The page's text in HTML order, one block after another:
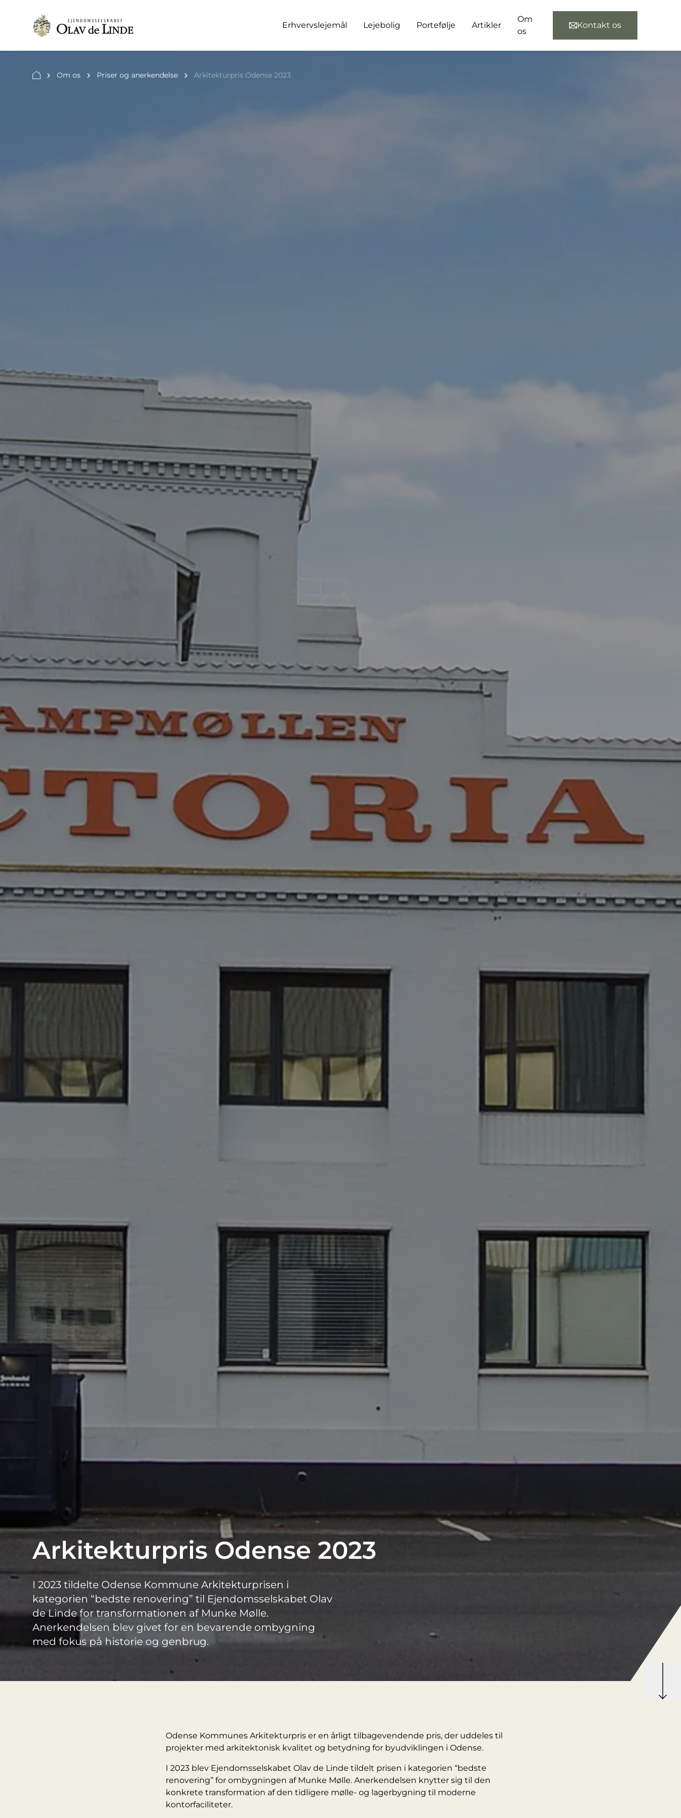
Erhvervslejemål Lejebolig Portefølje Artikler
Om
os
Kontakt os
Om os Priser og anerkendelse Arkitekturpris Odense 2023
Arkitekturpris Odense 2023
I 2023 tildelte Odense Kommune Arkitekturprisen i
kategorien “bedste renovering” til Ejendomsselskabet Olav
de Linde for transformationen af Munke Mølle.
Anerkendelsen blev givet for en bevarende ombygning
med fokus på historie og genbrug.
Odense Kommunes Arkitekturpris er en årligt tilbagevendende pris, der uddeles til
projekter med arkitektonisk kvalitet og betydning for byudviklingen i Odense.
I 2023 blev Ejendomsselskabet Olav de Linde tildelt prisen i kategorien “bedste
renovering” for ombygningen af Munke Mølle. Anerkendelsen knytter sig til den
konkrete transformation af den tidligere mølle- og lagerbygning til moderne
kontorfaciliteter.